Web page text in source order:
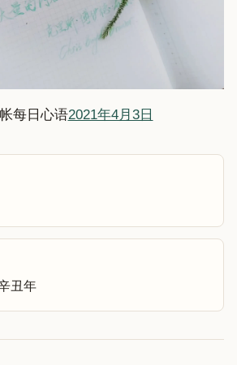
每日心语2021年4月3日
丑年